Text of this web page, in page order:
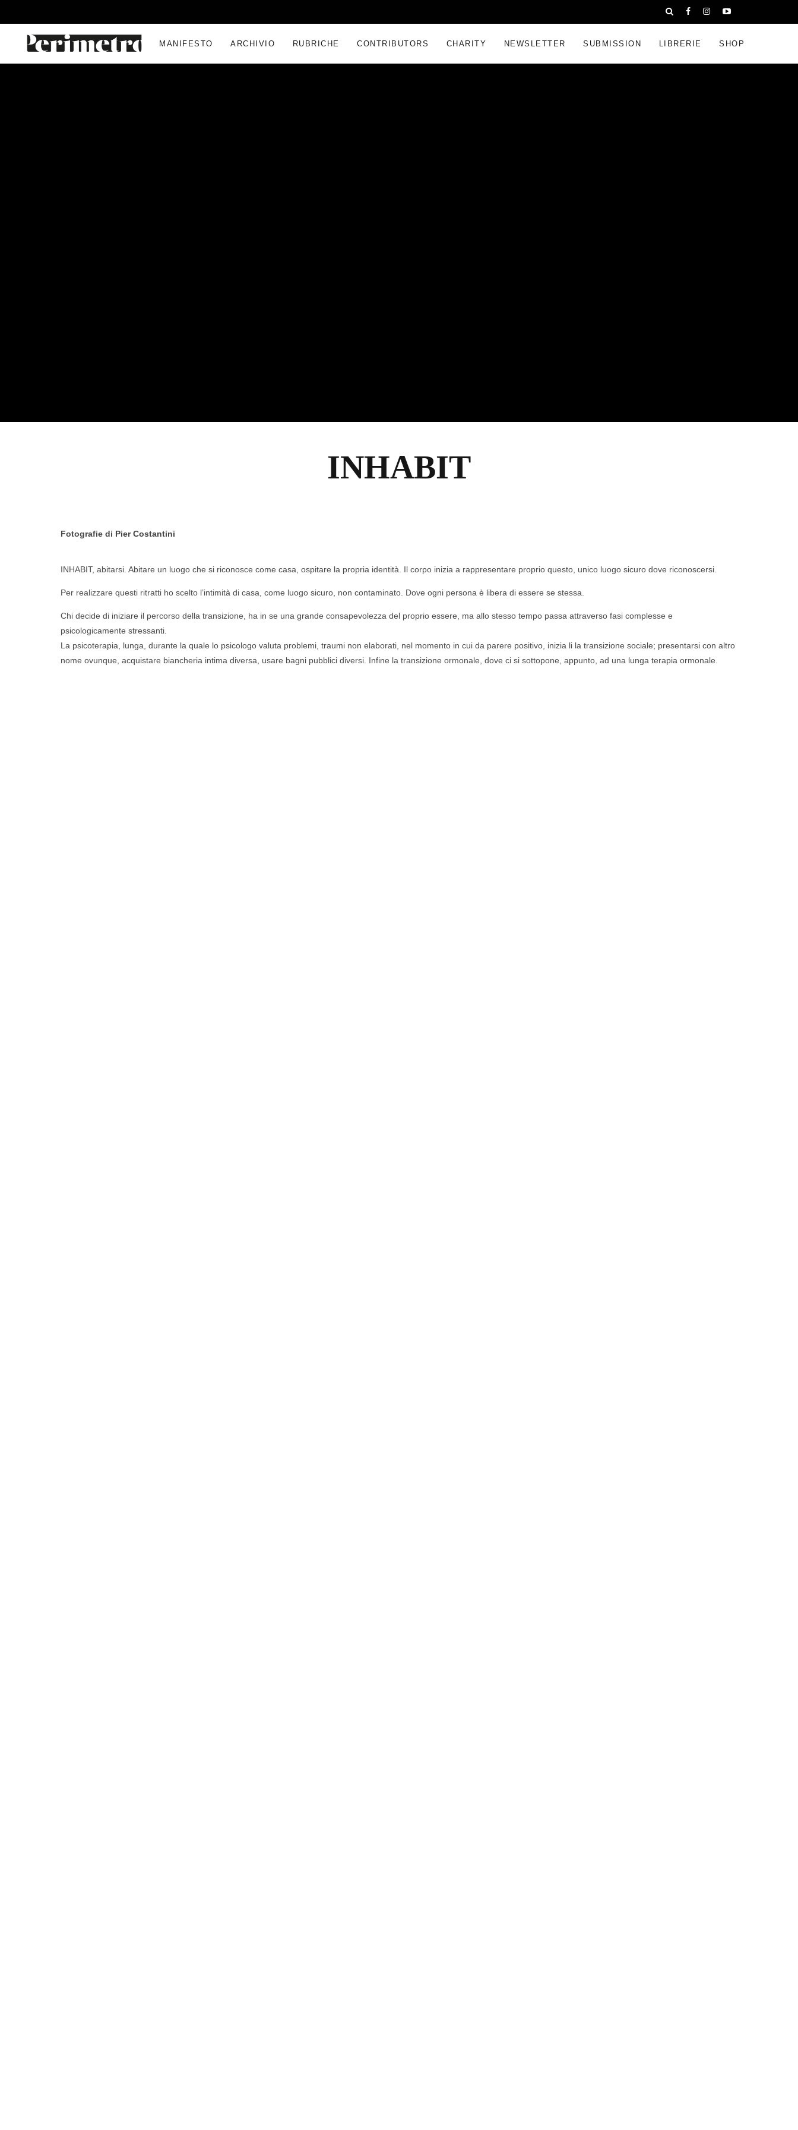
MANIFESTO ARCHIVIO RUBRICHE CONTRIBUTORS CHARITY NEWSLETTER SUBMISSION LIBRERIE SHOP
INHABIT
Fotografie di Pier Costantini
INHABIT, abitarsi. Abitare un luogo che si riconosce come casa, ospitare la propria identità. Il corpo inizia a rappresentare proprio questo, unico luogo sicuro dove riconoscersi.
Per realizzare questi ritratti ho scelto l’intimità di casa, come luogo sicuro, non contaminato. Dove ogni persona è libera di essere se stessa.
Chi decide di iniziare il percorso della transizione, ha in se una grande consapevolezza del proprio essere, ma allo stesso tempo passa attraverso fasi complesse e
psicologicamente stressanti.
La psicoterapia, lunga, durante la quale lo psicologo valuta problemi, traumi non elaborati, nel momento in cui da parere positivo, inizia li la transizione sociale; presentarsi con altro
nome ovunque, acquistare biancheria intima diversa, usare bagni pubblici diversi. Infine la transizione ormonale, dove ci si sottopone, appunto, ad una lunga terapia ormonale.